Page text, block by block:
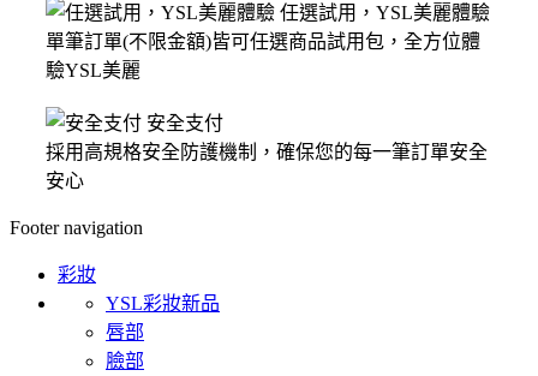
任選試用，YSL美麗體驗
單筆訂單(不限金額)皆可任選商品試用包，全方位體
驗YSL美麗
安全支付
採用高規格安全防護機制，確保您的每一筆訂單安全
安心
Footer navigation
彩妝
YSL彩妝新品
唇部
臉部